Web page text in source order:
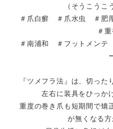
（そうこうこ
＃爪白癬 ＃爪水虫 ＃
＃
＃南浦和 ＃フットメンテ
『ツメフラ法』は、切っ
左右に装具をひっか
重度の巻き爪も短期間で矯
が無くなる方